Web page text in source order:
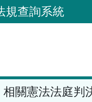
規查詢系統
相關憲法法庭判